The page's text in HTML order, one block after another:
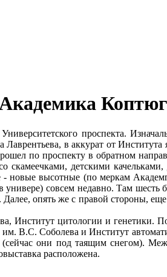
проспекта.
в аккурат от
по проспекту в обратном
детскими
высотные (по меркам
совсем недавно. Там
Далее, опять же с правой стороны,
Институт цитологии и генетики.
В.С. Соболева и Институт
они под таящим снегом).
расположена.